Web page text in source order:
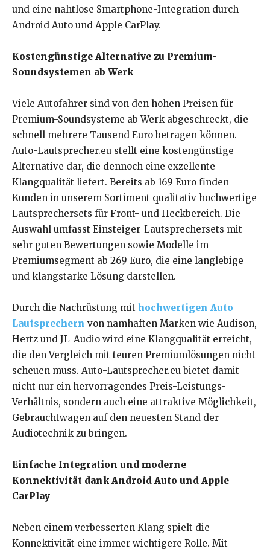
und eine nahtlose Smartphone-Integration durch
Android Auto und Apple CarPlay.
Kostengünstige Alternative zu Premium-
Soundsystemen ab Werk
Viele Autofahrer sind von den hohen Preisen für
Premium-Soundsysteme ab Werk abgeschreckt, die
schnell mehrere Tausend Euro betragen können.
Auto-Lautsprecher.eu stellt eine kostengünstige
Alternative dar, die dennoch eine exzellente
Klangqualität liefert. Bereits ab 169 Euro finden
Kunden in unserem Sortiment qualitativ hochwertige
Lautsprechersets für Front- und Heckbereich. Die
Auswahl umfasst Einsteiger-Lautsprechersets mit
sehr guten Bewertungen sowie Modelle im
Premiumsegment ab 269 Euro, die eine langlebige
und klangstarke Lösung darstellen.
Durch die Nachrüstung mit hochwertigen Auto
Lautsprechern von namhaften Marken wie Audison,
Hertz und JL-Audio wird eine Klangqualität erreicht,
die den Vergleich mit teuren Premiumlösungen nicht
scheuen muss. Auto-Lautsprecher.eu bietet damit
nicht nur ein hervorragendes Preis-Leistungs-
Verhältnis, sondern auch eine attraktive Möglichkeit,
Gebrauchtwagen auf den neuesten Stand der
Audiotechnik zu bringen.
Einfache Integration und moderne
Konnektivität dank Android Auto und Apple
CarPlay
Neben einem verbesserten Klang spielt die
Konnektivität eine immer wichtigere Rolle. Mit